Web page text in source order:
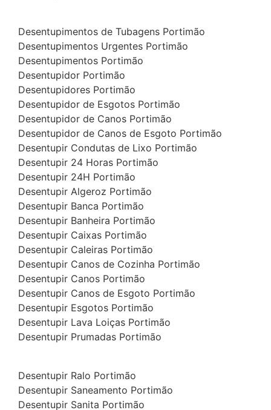
Desentupimentos de Tubagens Portimão
Desentupimentos Urgentes Portimão
Desentupimentos Portimão
Desentupidor Portimão
Desentupidores Portimão
Desentupidor de Esgotos Portimão
Desentupidor de Canos Portimão
Desentupidor de Canos de Esgoto Portimão
Desentupir Condutas de Lixo Portimão
Desentupir 24 Horas Portimão
Desentupir 24H Portimão
Desentupir Algeroz Portimão
Desentupir Banca Portimão
Desentupir Banheira Portimão
Desentupir Caixas Portimão
Desentupir Caleiras Portimão
Desentupir Canos de Cozinha Portimão
Desentupir Canos Portimão
Desentupir Canos de Esgoto Portimão
Desentupir Esgotos Portimão
Desentupir Lava Loiças Portimão
Desentupir Prumadas Portimão
Desentupir Ralo Portimão
Desentupir Saneamento Portimão
Desentupir Sanita Portimão